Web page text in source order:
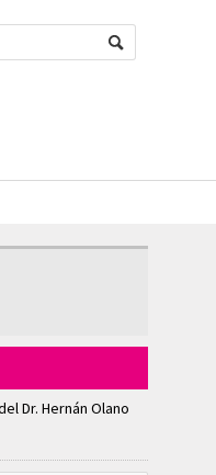
Dr. Hernán Olano